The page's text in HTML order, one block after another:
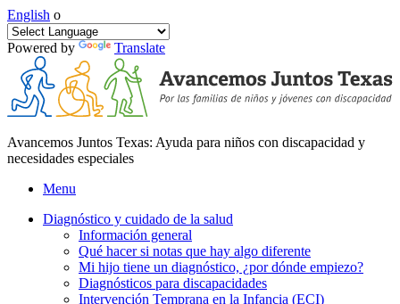
English o
Powered by Translate
Avancemos Juntos Texas: Ayuda para niños con discapacidad y
necesidades especiales
Menu
Diagnóstico y cuidado de la salud
Información general
Qué hacer si notas que hay algo diferente
Mi hijo tiene un diagnóstico, ¿por dónde empiezo?
Diagnósticos para discapacidades
Intervención Temprana en la Infancia (ECI)